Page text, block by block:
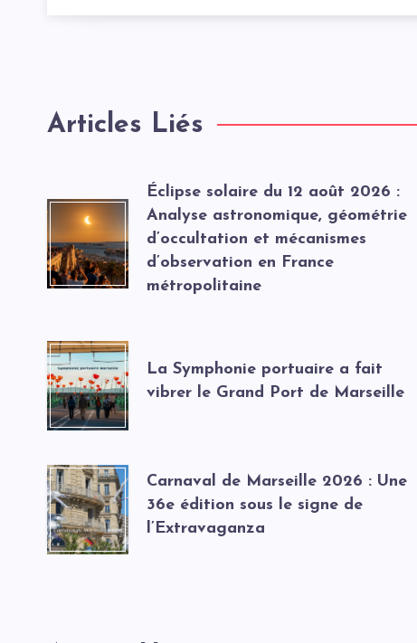
Articles Liés
Éclipse solaire du 12 août 2026 :
Analyse astronomique, géométrie
d’occultation et mécanismes
d’observation en France
métropolitaine
La Symphonie portuaire a fait
vibrer le Grand Port de Marseille
Carnaval de Marseille 2026 : Une
36e édition sous le signe de
l’Extravaganza